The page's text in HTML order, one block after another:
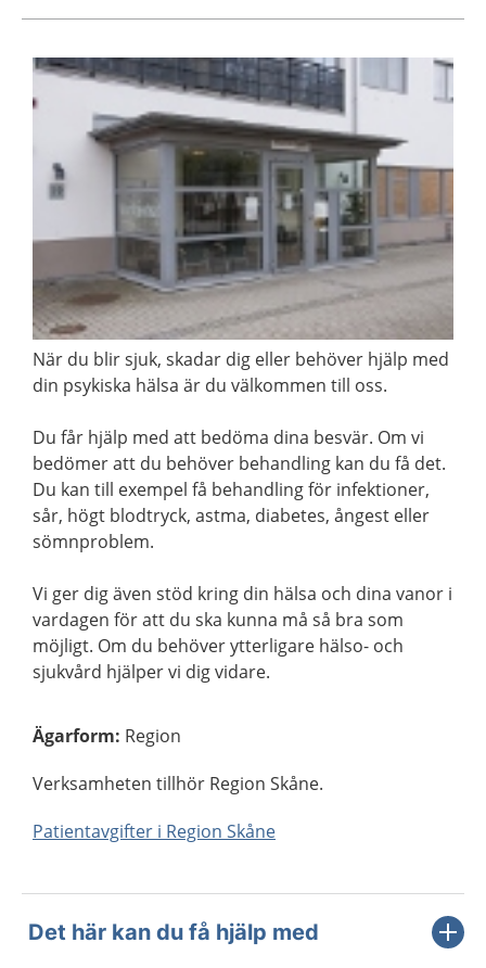
När du blir sjuk, skadar dig eller behöver hjälp med
din psykiska hälsa är du välkommen till oss.
Du får hjälp med att bedöma dina besvär. Om vi
bedömer att du behöver behandling kan du få det.
Du kan till exempel få behandling för infektioner,
sår, högt blodtryck, astma, diabetes, ångest eller
sömnproblem.
Vi ger dig även stöd kring din hälsa och dina vanor i
vardagen för att du ska kunna må så bra som
möjligt. Om du behöver ytterligare hälso- och
sjukvård hjälper vi dig vidare.
Ägarform: Region
Verksamheten tillhör Region Skåne.
Patientavgifter i Region Skåne
Det här kan du få hjälp med